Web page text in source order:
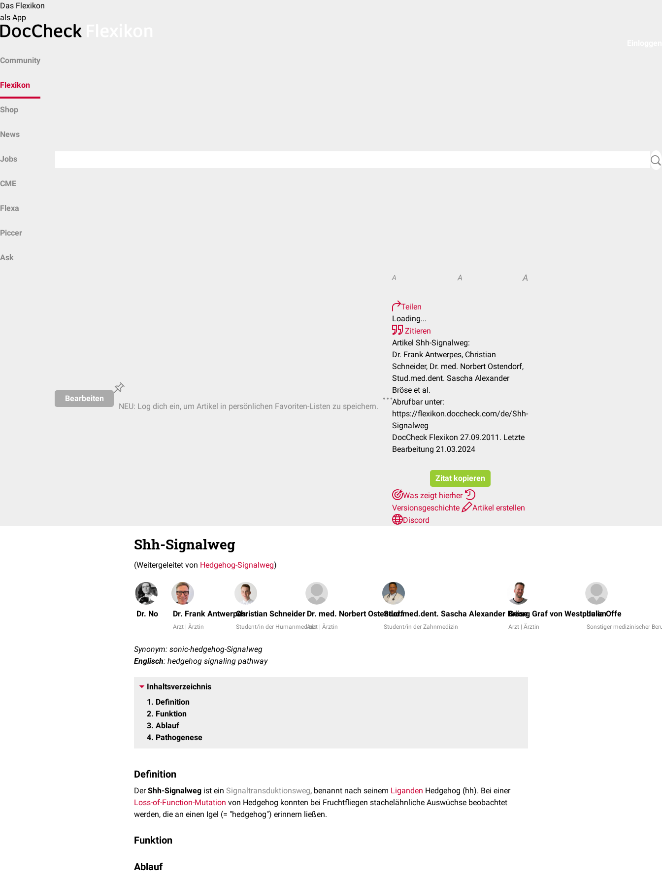
Das Flexikon
als App
Community
Flexikon
Shop
News
Jobs
CME
Flexa
Piccer
Ask
Bearbeiten
NEU: Log dich ein, um Artikel in persönlichen Favoriten-Listen zu speichern.
A A A
Teilen
Loading...
Zitieren
Artikel Shh-Signalweg:
Dr. Frank Antwerpes, Christian
Schneider, Dr. med. Norbert Ostendorf,
Stud.med.dent. Sascha Alexander
Bröse et al.
Abrufbar unter:
https://flexikon.doccheck.com/de/Shh-
Signalweg
DocCheck Flexikon 27.09.2011. Letzte
Bearbeitung 21.03.2024
Zitat kopieren
Was zeigt hierher
Versionsgeschichte
Artikel erstellen
Discord
Shh-Signalweg
(Weitergeleitet von Hedgehog-Signalweg)
Dr. No Dr. Frank Antwerpes
Arzt | Ärztin
Christian Schneider
Student/in der Humanmedizin
Dr. med. Norbert Ostendorf
Arzt | Ärztin
Stud.med.dent. Sascha Alexander Bröse
Student/in der Zahnmedizin
Georg Graf von Westphalen
Arzt | Ärztin
Julia Offe
Sonstiger medizinischer
Synonym: sonic-hedgehog-Signalweg
Englisch: hedgehog signaling pathway
Inhaltsverzeichnis
1
Definition
2 Funktion
3 Ablauf
4 Pathogenese
Definition
DerShh-Signalweg ist ein Signaltransduktionsweg, benannt nach seinem Liganden Hedgehog (hh). Bei einer
Loss-of-Function-Mutation von Hedgehog konnten bei Fruchtfliegen stachelähnliche Auswüchse beobachtet
werden, die an einen Igel (= "hedgehog") erinnern ließen.
Funktion
steuert. Wichtig ist Hedgehog beispielsweise für die Entwicklung des
Ablauf